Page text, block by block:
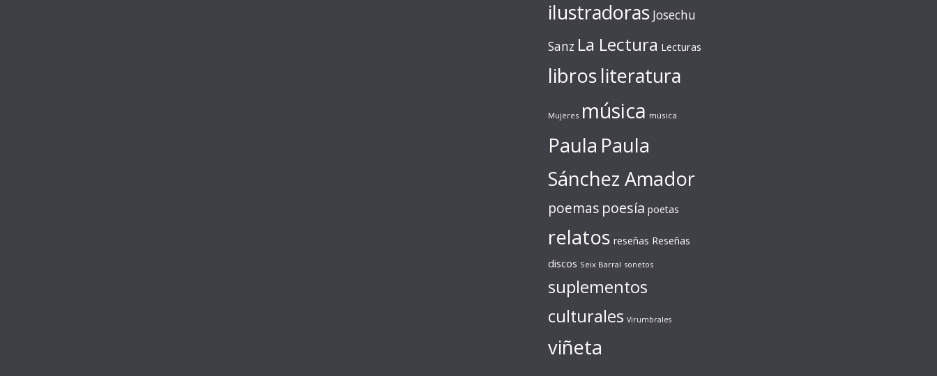
ilustradoras Josechu
Sanz La Lectura Lecturas
librosliteratura
Mujeres música música
Paula Paula
Sánchez Amador
poemas poesía poetas
relatos reseñas Reseñas
discos Seix Barral sonetos
suplementos
culturales Virumbrales
viñeta